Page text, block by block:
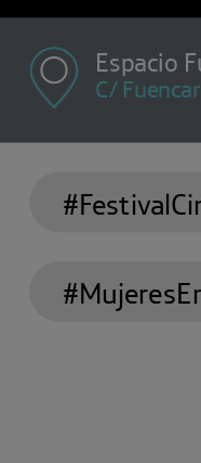
Espacio
C/